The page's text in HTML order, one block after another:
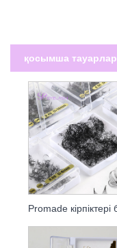
қосымша тауарлар